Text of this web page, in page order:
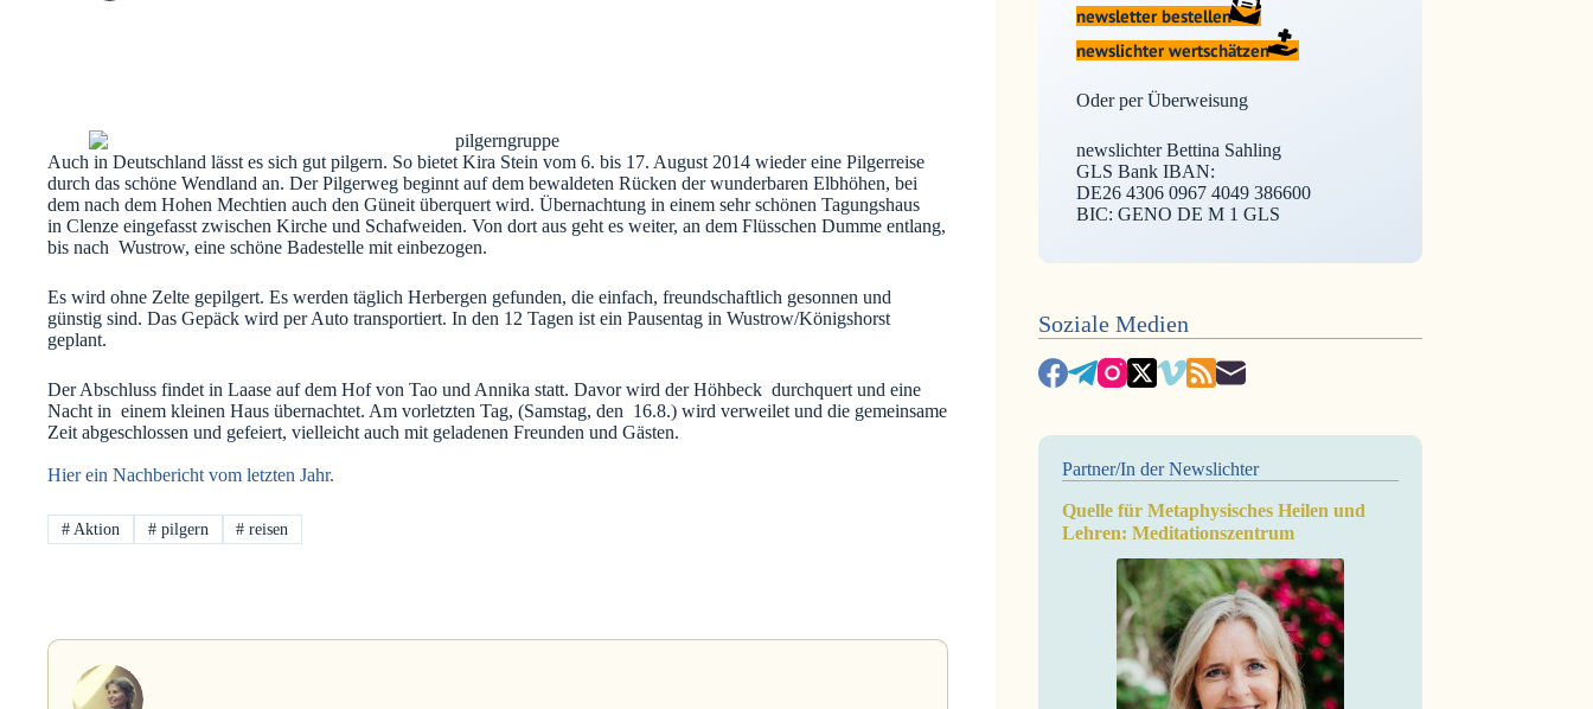
Auch in Deutschland lässt es sich gut pilgern. So bietet Kira Stein vom 6. bis 17. August 2014 wieder eine Pilgerreise
durch das schöne Wendland an. Der Pilgerweg beginnt auf dem bewaldeten Rücken der wunderbaren Elbhöhen, bei
dem nach dem Hohen Mechtien auch den Güneit überquert wird. Übernachtung in einem sehr schönen Tagungshaus
in Clenze eingefasst zwischen Kirche und Schafweiden. Von dort aus geht es weiter, an dem Flüsschen Dumme entlang,
bis nach Wustrow, eine schöne Badestelle mit einbezogen.
Es wird ohne Zelte gepilgert. Es werden täglich Herbergen gefunden, die einfach, freundschaftlich gesonnen und
günstig sind. Das Gepäck wird per Auto transportiert. In den 12 Tagen ist ein Pausentag in Wustrow/Königshorst
geplant.
Der Abschluss findet in Laase auf dem Hof von Tao und Annika statt. Davor wird der Höhbeck durchquert und eine
Nacht in einem kleinen Haus übernachtet. Am vorletzten Tag, (Samstag, den 16.8.) wird verweilet und die gemeinsame
Zeit abgeschlossen und gefeiert, vielleicht auch mit geladenen Freunden und Gästen.
Hier ein Nachbericht vom letzten Jahr.
#Aktion #pilgern # reisen
newsletter bestellen
newslichter wertschätzen
Oder per Überweisung
newslichter Bettina Sahling
GLS Bank IBAN:
DE26 4306 0967 4049 386600
BIC: GENO DE M 1 GLS
Soziale Medien
Partner/In der Newslichter
Quelle für Metaphysisches Heilen und
Lehren: Meditationszentrum